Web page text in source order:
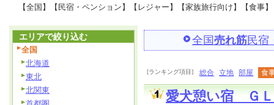
【全国】【民宿・ペンション】【レジャー】【家族旅行向け】【食事】
全国売れ筋民宿
[ランキング項目] 総合 立地 部屋 食
愛犬憩い宿 Ｇ
エリアで絞り込む
全国
北海道
東北
北関東